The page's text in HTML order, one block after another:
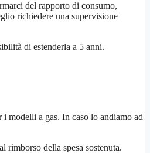
del rapporto di consumo,
richiedere una supervisione
di estenderla a 5 anni.
i modelli a gas. In caso lo andiamo ad
della spesa sostenuta.